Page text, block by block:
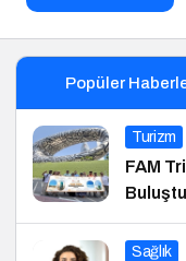
Popüler
Turizm
FAM
Sağlık